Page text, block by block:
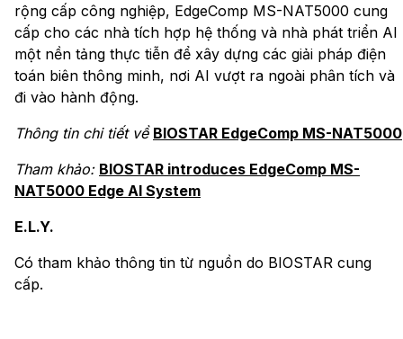
rộng cấp công nghiệp, EdgeComp MS-NAT5000 cung
cấp cho các nhà tích hợp hệ thống và nhà phát triển AI
một nền tảng thực tiễn để xây dựng các giải pháp điện
toán biên thông minh, nơi AI vượt ra ngoài phân tích và
đi vào hành động.
Thông tin chi tiết về BIOSTAR EdgeComp MS-NAT5000
Tham khảo: BIOSTAR introduces EdgeComp MS-
NAT5000 Edge AI System
E.L.Y.
Có tham khảo thông tin từ nguồn do BIOSTAR cung
cấp.